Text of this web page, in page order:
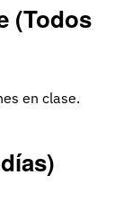
(Todos
en clase.